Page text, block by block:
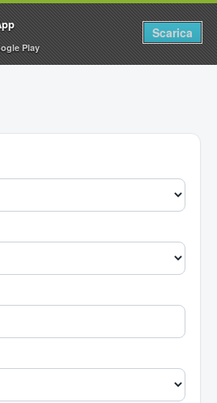
Play
Scarica